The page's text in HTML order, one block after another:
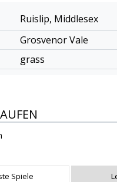
Ruislip, Middlesex
Grosvenor Vale
grass
Spiele